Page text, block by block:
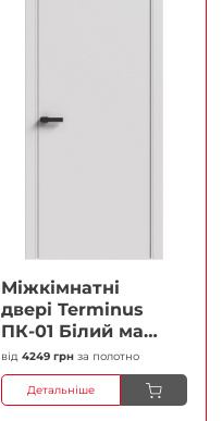
Міжкімнатні
двері Terminus
ПК-01 Білий мат
(Термінус) Глухі
Плівка
від 4249 грн за полотно
Детальніше